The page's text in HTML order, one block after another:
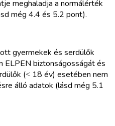
meghaladja a normálérték
még 4.4 és 5.2 pont).
gyermekek és serdülők
ELPEN biztonságosságát és
(˂ 18 év) esetében nem
álló adatok (lásd még 5.1